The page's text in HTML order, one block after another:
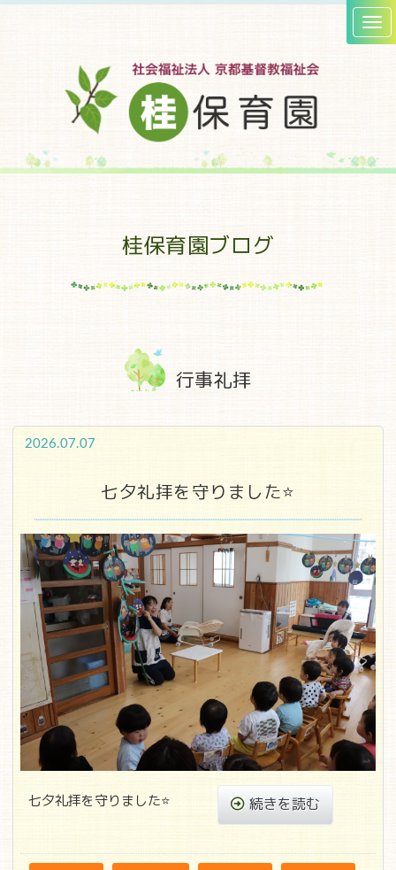
桂保育園ブログ
行事礼拝
2026.07.07
七夕礼拝を守りました⭐
七夕礼拝を守りました⭐ 続きを読む